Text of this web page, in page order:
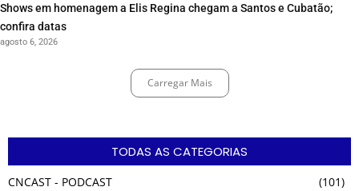
Shows em homenagem a Elis Regina chegam a Santos e Cubatão;
confira datas
agosto 6, 2026
Carregar Mais
TODAS AS CATEGORIAS
CNCAST - PODCAST
(101)